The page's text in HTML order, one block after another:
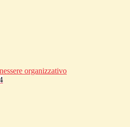
organizzativo